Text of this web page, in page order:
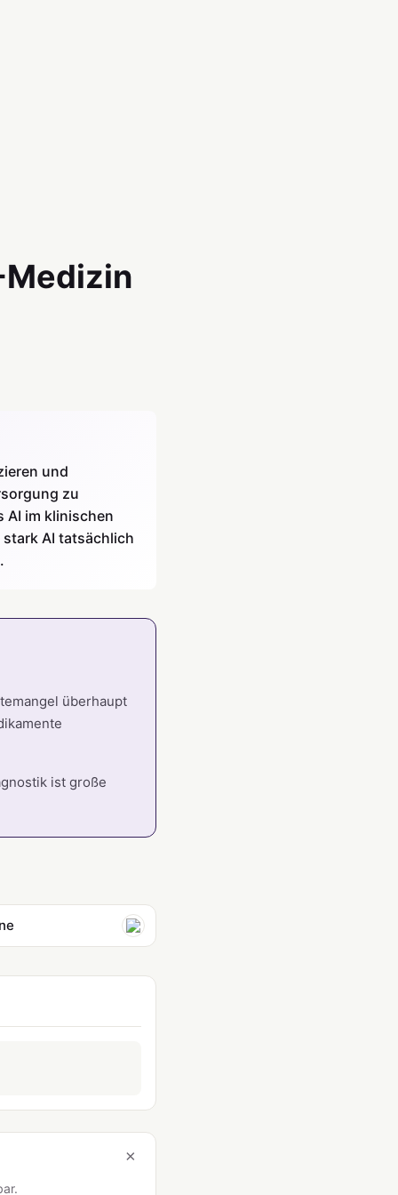
und
zu
AI im klinischen
AI tatsächlich
überhaupt
ist große
×